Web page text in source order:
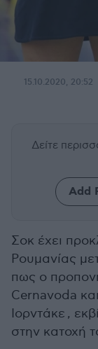
15.10.2020, 20:52
Δείτε
Add
Σοκ έχει
Ρουμανίας
πως ο
Cernavoda
Ιορντάκε ,
στην κατοχή